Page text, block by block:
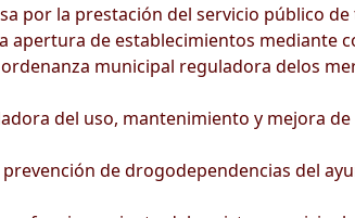
por la prestación del servicio público
apertura de establecimientos mediante
municipal reguladora delos
del uso, mantenimiento y mejora
de drogodependencias del